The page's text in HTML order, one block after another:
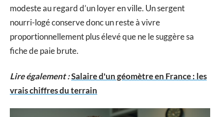
modeste au regard d’un loyer en ville. Un sergent
nourri-logé conserve donc un reste à vivre
proportionnellement plus élevé que ne le suggère sa
fiche de paie brute.
Lire également :Salaire d'un géomètre en France : les
vrais chiffres du terrain